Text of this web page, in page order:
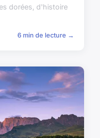
dorées, d'histoire
6 min de lecture →